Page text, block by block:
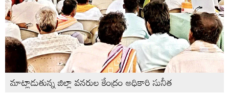
మాట్లాడుతున్న జిల్లా వనరుల కేంద్రం అధికారి సునీత